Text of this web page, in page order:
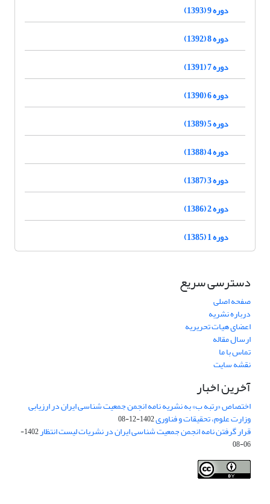
دوره 9 (1393)
دوره 8 (1392)
دوره 7 (1391)
دوره 6 (1390)
دوره 5 (1389)
دوره 4 (1388)
دوره 3 (1387)
دوره 2 (1386)
دوره 1 (1385)
دسترسی سریع
صفحه اصلی
درباره نشریه
اعضای هیات تحریریه
ارسال مقاله
تماس با ما
نقشه سایت
آخرین اخبار
اختصاص «رتبه ب» به نشریه نامه انجمن جمعیت شناسی ایران در ارزیابی
وزارت علوم، تحقیقات و فناوری1402-12-08
قرار گرفتن نامه انجمن جمعیت شناسی ایران در نشریات لیست انتظار
1402-
06-08